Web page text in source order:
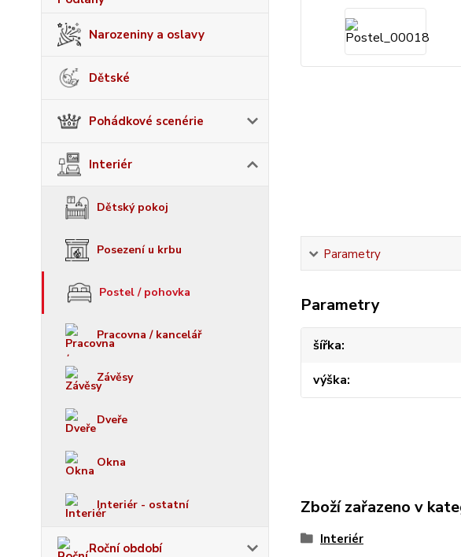
Narozeniny a oslavy
Dětské
Pohádkové scenérie
Interiér
Dětský pokoj
Posezení u krbu
Postel / pohovka
Pracovna / kancelář
Závěsy
Dveře
Okna
Interiér - ostatní
Roční období
Parametry
Parametry
šířka
výška
Zboží zařazeno v
Interiér